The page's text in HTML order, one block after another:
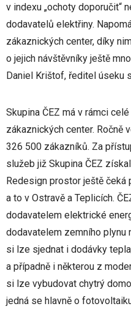
v indexu „ochoty doporučit“
dodavatelů elektřiny.
zákaznických center, díky
o jejich návštěvníky ještě
Daniel Krištof, ředitel úseku
Skupina ČEZ má v rámci
zákaznických center. Ročně
326 500 zákazníků. Za
služeb již Skupina ČEZ
Redesign prostor ještě čeká
a to v Ostravě a Teplicích.
dodavatelem elektrické
dodavatelem zemního plynu
si lze sjednat i dodávky
a případně i některou z
si lze vybudovat chytrý
jedná se hlavně o